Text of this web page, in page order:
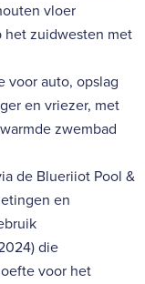
vloer
het zuidwesten met
voor auto, opslag
en vriezer, met
zwembad
de Blueriiot Pool &
en
die
voor het